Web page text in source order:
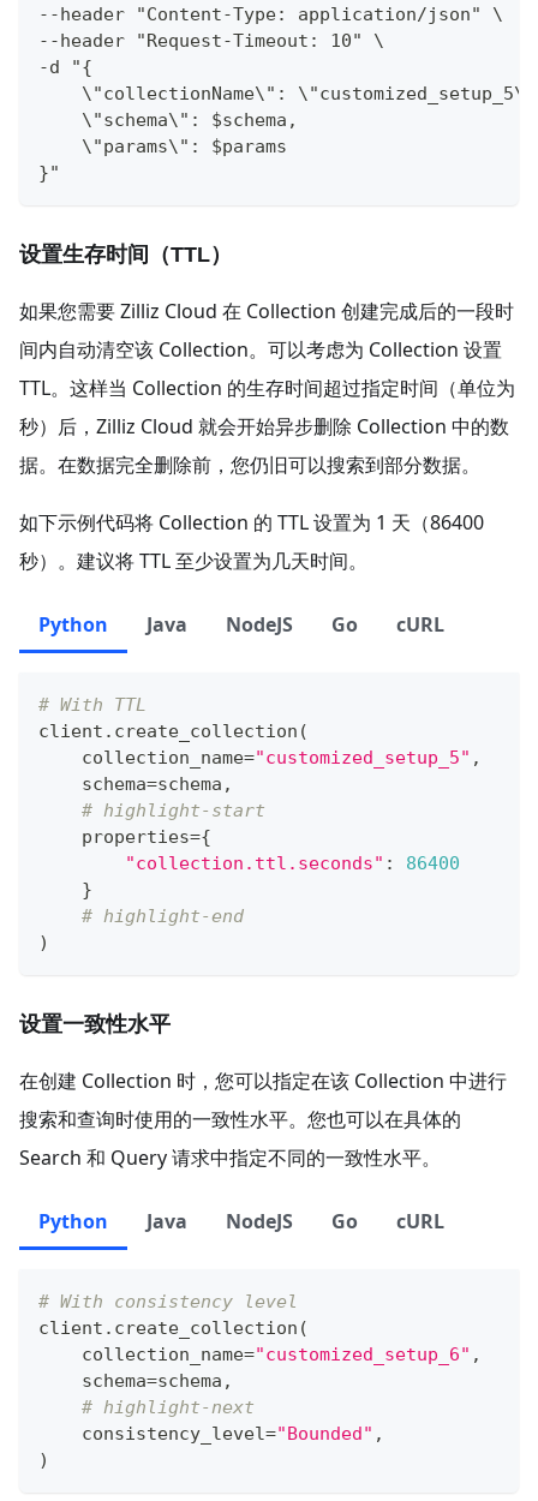
--header "Content-Type: application/json" \
--header "Request-Timeout: 10" \
-d "{
\"collectionName\":
    \"schema\": $schema,
    \"params\": $params
}"
设置生存时间（TTL）
如果您需要 Zilliz Cloud 在 Collection 创建完成后的一段时
间内自动清空该 Collection。可以考虑为 Collection 设置
TTL。这样当 Collection 的生存时间超过指定时间（单位为
秒）后，Zilliz Cloud 就会开始异步删除 Collection 中的数
据。在数据完全删除前，您仍旧可以搜索到部分数据。
如下示例代码将 Collection 的 TTL 设置为 1 天（86400
秒）。建议将 TTL 至少设置为几天时间。
Python Java NodeJS Go cURL
# With TTL
client . create_collection (
    collection_name
="customized_setup_5" ,
    schema
=schema ,
# highlight-start
    properties
={
"collection.ttl.seconds" :
86400
}
# highlight-end
)
设置一致性水平
在创建 Collection 时，您可以指定在该 Collection 中进行
搜索和查询时使用的一致性水平。您也可以在具体的
Search 和 Query 请求中指定不同的一致性水平。
Python Java NodeJS Go cURL
# With consistency level
client . create_collection (
    collection_name
="customized_setup_6" ,
    schema
=schema ,
# highlight-next
    consistency_level
="Bounded" ,
)